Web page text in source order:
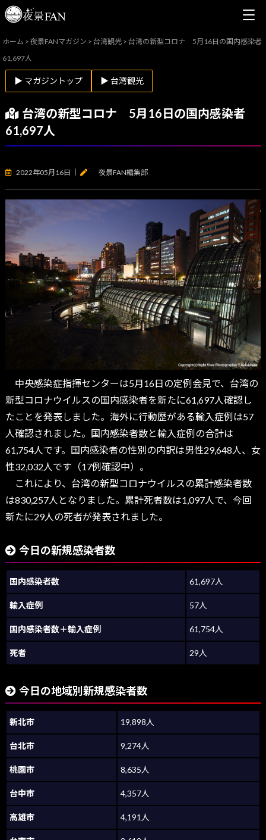
ホーム >夜景FANマガジン >台湾観光 >台湾の新型コロナ 5月16日の国内感染者
61,697人
▶ マガジントップ ▶ 台湾観光
台湾の新型コロナ 5月16日の国内感染者
61,697人
2022年05月16日 夜景FAN編集部
中央感染症指揮センターは5月16日の定例会見で、台湾の
新型コロナウイルスの国内感染者を新たに61,697人確認し
たことを発表しました。海外に行動歴がある輸入症例は57
人確認されました。国内感染者数と輸入症例の合計は
61,754人です。国内感染者の性別の内訳は男性29,648人、女
性32,032人です（17例確認中）。
これにより、台湾の新型コロナウイルスの累計感染者数
は830,257人となりました。累計死者数は1,097人で、今回
新たに29人の死者が発表されました。
今日の新規感染者数
国内感染者数 61,697人
輸入症例 57人
国内感染者数＋輸入症例 61,754人
死者 29人
今日の地域別新規感染者数
新北市 19,898人
台北市 9,274人
桃園市 8,635人
台中市 4,357人
高雄市 4,191人